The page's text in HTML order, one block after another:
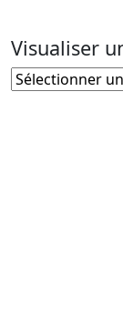
Visualiser
Visualiser